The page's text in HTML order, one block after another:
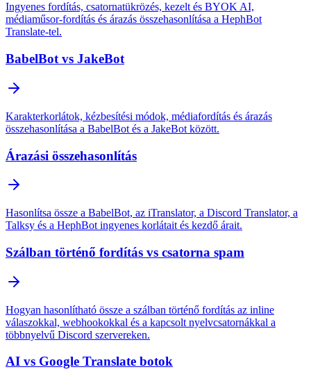
Ingyenes fordítás, csatornatükrözés, kezelt és BYOK AI,
médiaműsor-fordítás és árazás összehasonlítása a HephBot
Translate-tel.
BabelBot vs JakeBot
Karakterkorlátok, kézbesítési módok, médiafordítás és árazás
összehasonlítása a BabelBot és a JakeBot között.
Árazási összehasonlítás
Hasonlítsa össze a BabelBot, az iTranslator, a Discord Translator, a
Talksy és a HephBot ingyenes korlátait és kezdő árait.
Szálban történő fordítás vs csatorna spam
Hogyan hasonlítható össze a szálban történő fordítás az inline
válaszokkal, webhookokkal és a kapcsolt nyelvcsatornákkal a
többnyelvű Discord szervereken.
AI vs Google Translate botok